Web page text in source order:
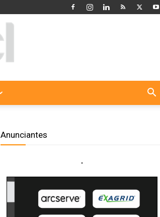
Anunciantes